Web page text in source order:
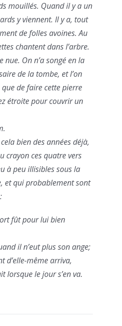
mouillés. Quand il y a un
y viennent. Il y a, tout
de folles avoines. Au
chantent dans l’arbre.
nue. On n’a songé en la
de la tombe, et l’on
que de faire cette pierre
étroite pour couvrir un
bien des années déjà,
crayon ces quatre vers
à peu illisibles sous la
et qui probablement sont
fût pour lui bien
il n’eut plus son ange;
d’elle-même arriva,
lorsque le jour s’en va.